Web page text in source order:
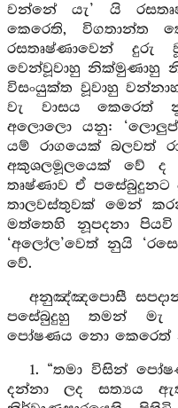
වන්නේ යැ’ යි
කෙරෙති, විගතාන්ත
රසතෘෂ්ණාවෙන් දුරු
වෙන්වූවාහු නික්මුණාහු
විසංයුක්ත වූවාහු
වැ වාසය කෙරෙත්
අලොලො යනු:
යම් රාගයෙක් බලවත්
අකුශලමූලයෙක් වේ ද
තෘෂ්ණාව ඒ
තාලවස්තුවක් මෙන්
මත්තෙහි නූපදනා
‘අලෝල’වෙත් නුයි
වේ.
අනුඤ්ඤපොසී
පසේබුදුහු තමන් මැ
පෝෂණය නො කෙරෙත්
1. “තමා විසින්
දන්නා ලද සත්‍යය